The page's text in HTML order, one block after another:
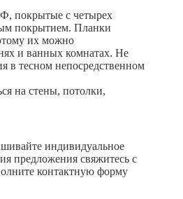
покрытые с четырех
покрытием. Планки
их можно
и ванных комнатах. Не
в тесном непосредственном
на стены, потолки,
индивидуальное
предложения свяжитесь с
контактную форму